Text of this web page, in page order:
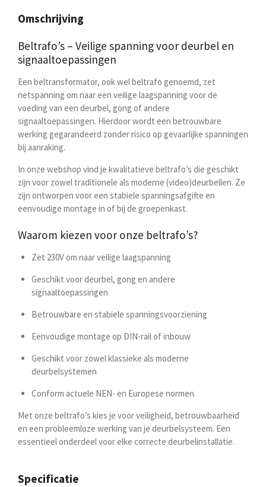
Omschrijving
Beltrafo’s – Veilige spanning voor deurbel en
signaaltoepassingen
Een beltransformator, ook wel beltrafo genoemd, zet
netspanning om naar een veilige laagspanning voor de
voeding van een deurbel, gong of andere
signaaltoepassingen. Hierdoor wordt een betrouwbare
werking gegarandeerd zonder risico op gevaarlijke spanningen
bij aanraking.
In onze webshop vind je kwalitatieve beltrafo’s die geschikt
zijn voor zowel traditionele als moderne (video)deurbellen. Ze
zijn ontworpen voor een stabiele spanningsafgifte en
eenvoudige montage in of bij de groepenkast.
Waarom kiezen voor onze beltrafo’s?
Zet 230V om naar veilige laagspanning
Geschikt voor deurbel, gong en andere
signaaltoepassingen
Betrouwbare en stabiele spanningsvoorziening
Eenvoudige montage op DIN-rail of inbouw
Geschikt voor zowel klassieke als moderne
deurbelsystemen
Conform actuele NEN- en Europese normen
Met onze beltrafo’s kies je voor veiligheid, betrouwbaarheid
en een probleemloze werking van je deurbelsysteem. Een
essentieel onderdeel voor elke correcte deurbelinstallatie.
Specificatie